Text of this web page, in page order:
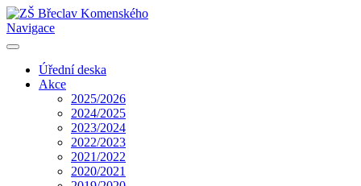
Navigace
Úřední deska
Akce
2025/2026
2024/2025
2023/2024
2022/2023
2021/2022
2020/2021